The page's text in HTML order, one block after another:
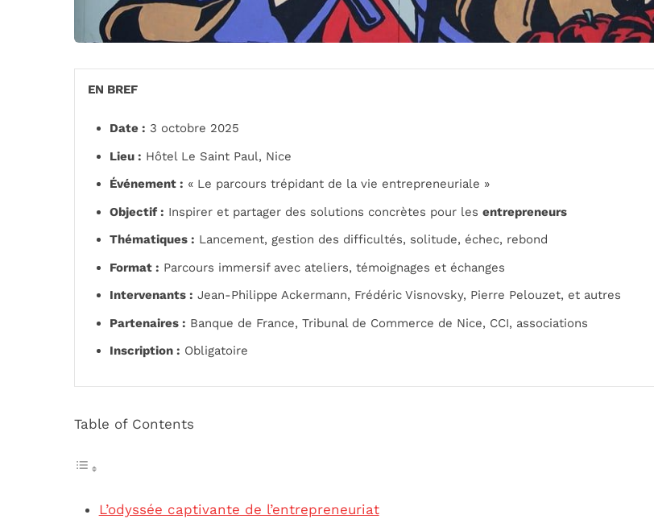
EN BREF
Date : 3 octobre 2025
Lieu : Hôtel Le Saint Paul, Nice
Événement : « Le parcours trépidant de la vie entrepreneuriale »
Objectif : Inspirer et partager des solutions concrètes pour les entrepreneurs
Thématiques : Lancement, gestion des difficultés, solitude, échec, rebond
Format : Parcours immersif avec ateliers, témoignages et échanges
Intervenants : Jean-Philippe Ackermann, Frédéric Visnovsky, Pierre Pelouzet, et autres
Partenaires : Banque de France, Tribunal de Commerce de Nice, CCI, associations
Inscription : Obligatoire
Table of Contents
L’odyssée captivante de l’entrepreneuriat